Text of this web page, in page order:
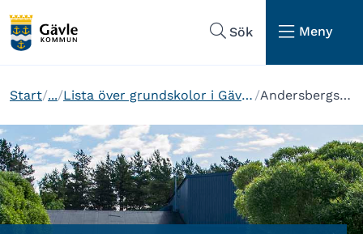
Sök
Meny
Start ... Lista över grundskolor i Gävle kommun Andersbergsskolan